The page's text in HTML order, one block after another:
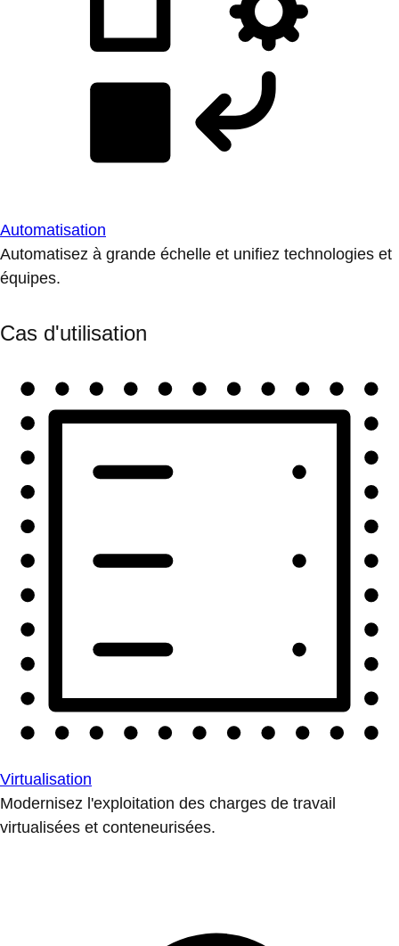
Automatisation
Automatisez à grande échelle et unifiez technologies et
équipes.
Cas d'utilisation
Virtualisation
Modernisez l'exploitation des charges de travail
virtualisées et conteneurisées.